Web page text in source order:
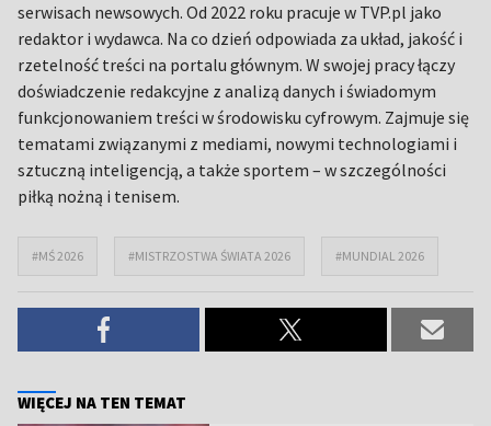
serwisach newsowych. Od 2022 roku pracuje w TVP.pl jako
redaktor i wydawca. Na co dzień odpowiada za układ, jakość i
rzetelność treści na portalu głównym. W swojej pracy łączy
doświadczenie redakcyjne z analizą danych i świadomym
funkcjonowaniem treści w środowisku cyfrowym. Zajmuje się
tematami związanymi z mediami, nowymi technologiami i
sztuczną inteligencją, a także sportem – w szczególności
piłką nożną i tenisem.
#MŚ 2026 #MISTRZOSTWA ŚWIATA 2026 #MUNDIAL 2026
WIĘCEJ NA TEN TEMAT